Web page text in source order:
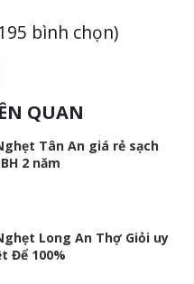
bình chọn)
QUAN
Tân An giá rẻ sạch
2 năm
Long An Thợ Giỏi uy
Để 100%